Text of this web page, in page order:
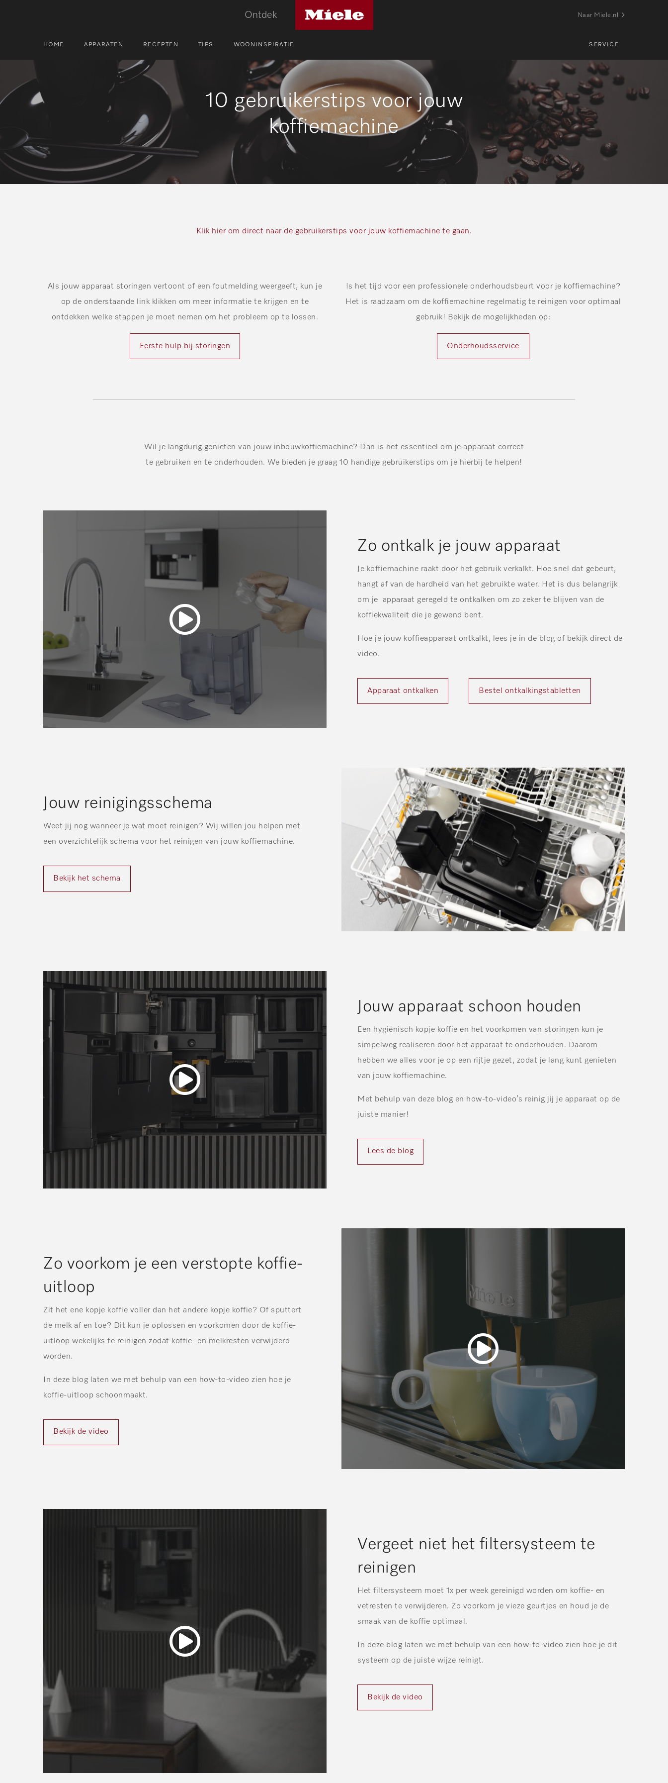
Ontdek
logo
Naar Miele.nl
HOME APPARATEN RECEPTEN TIPS WOONINSPIRATIE SERVICE
10 gebruikerstips voor jouw
koffiemachine
Klik hier om direct naar de gebruikerstips voor jouw koffiemachine te gaan.
Als jouw apparaat storingen vertoont of een foutmelding weergeeft, kun je
op de onderstaande link klikken om meer informatie te krijgen en te
ontdekken welke stappen je moet nemen om het probleem op te lossen.
Eerste hulp bij storingen
Is het tijd voor een professionele onderhoudsbeurt voor je koffiemachine?
Het is raadzaam om de koffiemachine regelmatig te reinigen voor optimaal
gebruik! Bekijk de mogelijkheden op:
Onderhoudsservice
Wil je langdurig genieten van jouw inbouwkoffiemachine? Dan is het essentieel om je apparaat correct
te gebruiken en te onderhouden. We bieden je graag 10 handige gebruikerstips om je hierbij te helpen!
Zo ontkalk je jouw apparaat
Je koffiemachine raakt door het gebruik verkalkt. Hoe snel dat gebeurt,
hangt af van de hardheid van het gebruikte water. Het is dus belangrijk
om je apparaat geregeld te ontkalken om zo zeker te blijven van de
koffiekwaliteit die je gewend bent.
Hoe je jouw koffieapparaat ontkalkt, lees je in de blog of bekijk direct de
video.
Apparaat ontkalken Bestel ontkalkingstabletten
Jouw reinigingsschema
Weet jij nog wanneer je wat moet reinigen? Wij willen jou helpen met
een overzichtelijk schema voor het reinigen van jouw koffiemachine.
Bekijk het schema
Jouw apparaat schoon houden
Een hygiënisch kopje koffie en het voorkomen van storingen kun je
simpelweg realiseren door het apparaat te onderhouden. Daarom
hebben we alles voor je op een rijtje gezet, zodat je lang kunt genieten
van jouw koffiemachine.
Met behulp van deze blog en how-to-video’s reinig jij je apparaat op de
juiste manier!
Lees de blog
Zo voorkom je een verstopte koffie-
uitloop
Zit het ene kopje koffie voller dan het andere kopje koffie? Of sputtert
de melk af en toe? Dit kun je oplossen en voorkomen door de koffie-
uitloop wekelijks te reinigen zodat koffie- en melkresten verwijderd
worden.
In deze blog laten we met behulp van een how-to-video zien hoe je
koffie-uitloop schoonmaakt.
Bekijk de video
Vergeet niet het filtersysteem te
reinigen
Het filtersysteem moet 1x per week gereinigd worden om koffie- en
vetresten te verwijderen. Zo voorkom je vieze geurtjes en houd je de
smaak van de koffie optimaal.
In deze blog laten we met behulp van een how-to-video zien hoe je dit
systeem op de juiste wijze reinigt.
Bekijk de video